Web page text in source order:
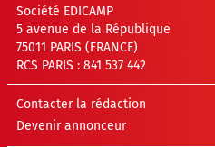
Société EDICAMP
5 avenue de la République
75011 PARIS (FRANCE)
RCS PARIS : 841 537 442
Contacter la rédaction
Devenir annonceur